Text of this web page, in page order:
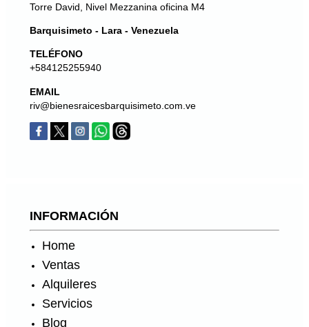
Torre David, Nivel Mezzanina oficina M4
Barquisimeto - Lara - Venezuela
TELÉFONO
+584125255940
EMAIL
riv@bienesraicesbarquisimeto.com.ve
INFORMACIÓN
Home
Ventas
Alquileres
Servicios
Blog